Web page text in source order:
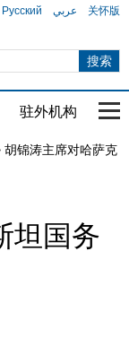
Русский عربي 关怀版
驻外机构 国
胡锦涛主席对哈萨克
坦国务